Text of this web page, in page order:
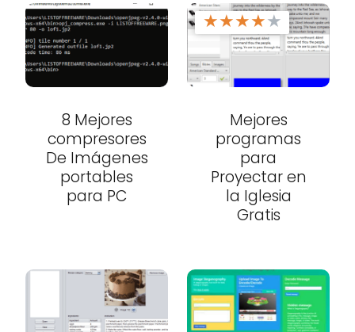
8 Mejores
compresores
De Imágenes
portables
para PC
★★★★★
Mejores
programas
para
Proyectar en
la Iglesia
Gratis